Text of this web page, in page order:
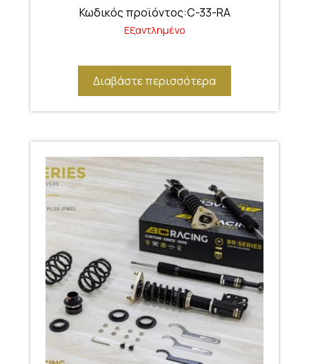
Κωδικός προϊόντος:C-33-RA
Εξαντλημένο
Διαβάστε περισσότερα